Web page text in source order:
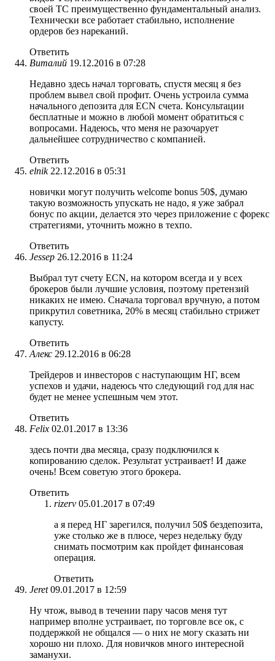
своей ТС преимущественно фундаментальный анализ.
Технически все работает стабильно, исполнение
ордеров без нареканий.
Ответить
Виталий 19.12.2016 в 07:28
Недавно здесь начал торговать, спустя месяц я без
проблем вывел свой профит. Очень устроила сумма
начального депозита для ECN счета. Консультации
бесплатные и можно в любой момент обратиться с
вопросами. Надеюсь, что меня не разочарует
дальнейшее сотрудничество с компанией.
Ответить
elnik 22.12.2016 в 05:31
новички могут получить welcome bonus 50$, думаю
такую возможность упускать не надо, я уже забрал
бонус по акции, делается это через приложение с форекс
стратегиями, уточнить можно в техпо.
Ответить
Jessep 26.12.2016 в 11:24
Выбрал тут счету ECN, на котором всегда и у всех
брокеров были лучшие условия, поэтому претензий
никаких не имею. Сначала торговал вручную, а потом
прикрутил советника, 20% в месяц стабильно стрижет
капусту.
Ответить
Алекс 29.12.2016 в 06:28
Трейдеров и инвесторов с наступающим НГ, всем
успехов и удачи, надеюсь что следующий год для нас
будет не менее успешным чем этот.
Ответить
Felix 02.01.2017 в 13:36
здесь почти два месяца, сразу подключился к
копированию сделок. Результат устраивает! И даже
очень! Всем советую этого брокера.
Ответить
rizerv 05.01.2017 в 07:49
а я перед НГ зарегился, получил 50$ бездепозита,
уже столько же в плюсе, через недельку буду
снимать посмотрим как пройдет финансовая
операция.
Ответить
Jeret 09.01.2017 в 12:59
Ну чтож, вывод в течении пару часов меня тут
например вполне устраивает, по торговле все ок, с
поддержкой не общался — о них не могу сказать ни
хорошо ни плохо. Для новичков много интересной
заманухи.